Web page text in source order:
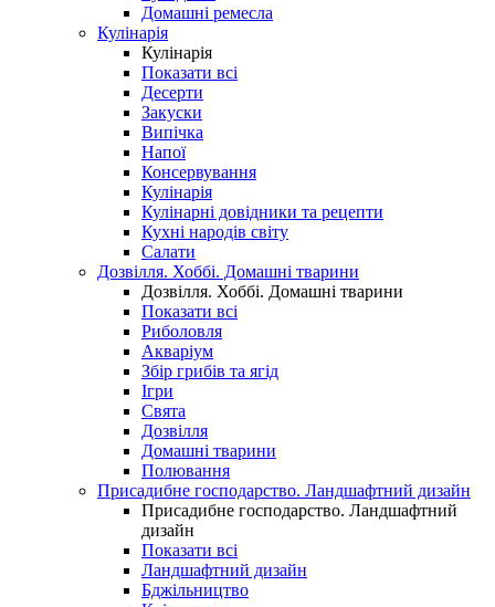
Домашні ремесла
Кулінарія
Кулінарія
Показати всі
Десерти
Закуски
Випічка
Напої
Консервування
Кулінарія
Кулінарні довідники та рецепти
Кухні народів світу
Салати
Дозвілля. Хоббі. Домашні тварини
Дозвілля. Хоббі. Домашні тварини
Показати всі
Риболовля
Акваріум
Збір грибів та ягід
Ігри
Свята
Дозвілля
Домашні тварини
Полювання
Присадибне господарство. Ландшафтний дизайн
Присадибне господарство. Ландшафтний
дизайн
Показати всі
Ландшафтний дизайн
Бджільництво